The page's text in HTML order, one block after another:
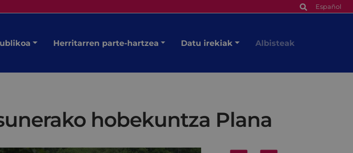
Español
Herritarren parte-hartzea Datu irekiak Albisteak
hobekuntza Plana